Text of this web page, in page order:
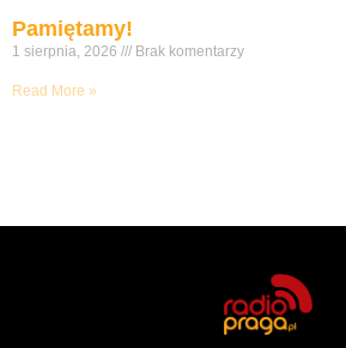
Pamiętamy!
1 sierpnia, 2026 Brak komentarzy
Read More »